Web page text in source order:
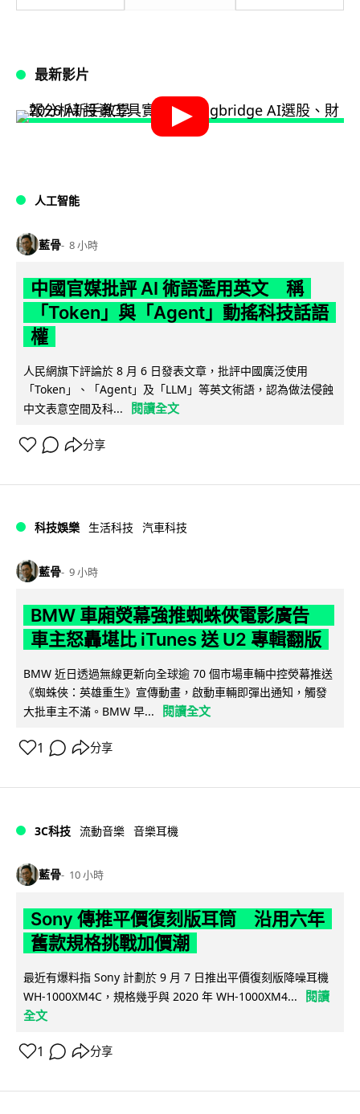
最新影片
人工智能
藍骨 8 小時
中國官媒批評 AI 術語濫用英文 稱
「Token」與「Agent」動搖科技話語
權
人民網旗下評論於 8 月 6 日發表文章，批評中國廣泛使用
「Token」、「Agent」及「LLM」等英文術語，認為做法侵蝕
中文表意空間及科...
閱讀全文
分享
科技娛樂 生活科技 汽車科技
藍骨 9 小時
BMW 車廂熒幕強推蜘蛛俠電影廣告
車主怒轟堪比 iTunes 送 U2 專輯翻版
BMW 近日透過無線更新向全球逾 70 個市場車輛中控熒幕推送
《蜘蛛俠：英雄重生》宣傳動畫，啟動車輛即彈出通知，觸發
大批車主不滿。BMW 早...
閱讀全文
1 分享
3C科技 流動音樂 音樂耳機
藍骨 10 小時
Sony 傳推平價復刻版耳筒 沿用六年
舊款規格挑戰加價潮
最近有爆料指 Sony 計劃於 9 月 7 日推出平價復刻版降噪耳機
WH-1000XM4C，規格幾乎與 2020 年 WH-1000XM4...
閱讀
全文
1 分享